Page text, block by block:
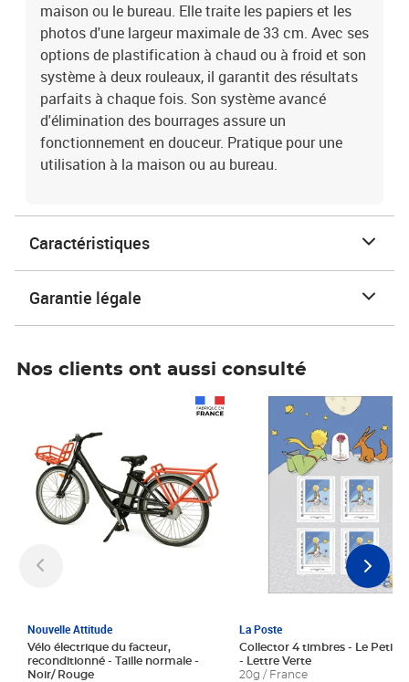
maison ou le bureau. Elle traite les papiers et les
photos d'une largeur maximale de 33 cm. Avec ses
options de plastification à chaud ou à froid et son
système à deux rouleaux, il garantit des résultats
parfaits à chaque fois. Son système avancé
d'élimination des bourrages assure un
fonctionnement en douceur. Pratique pour une
utilisation à la maison ou au bureau.
Caractéristiques
Garantie légale
Nos clients ont aussi consulté
Nouvelle Attitude
Vélo électrique du facteur,
reconditionné - Taille normale -
Noir/ Rouge
La Poste
Collector 4 timbres - Le Petit
- Lettre Verte
20g / France
Prix 6,25€ HT